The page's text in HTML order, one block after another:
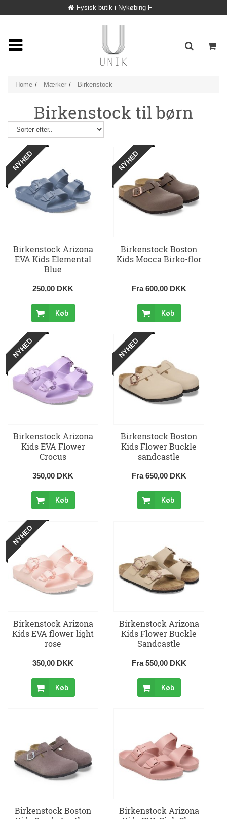
Fysisk butik i Nykøbing F
Home Mærker Birkenstock
Birkenstock til børn
NYHED
Birkenstock Arizona
EVA Kids Elemental
Blue
250,00 DKK
Køb
NYHED
Birkenstock Boston
Kids Mocca Birko-flor
Fra 600,00 DKK
Køb
NYHED
Birkenstock Arizona
Kids EVA Flower
Crocus
350,00 DKK
Køb
NYHED
Birkenstock Boston
Kids Flower Buckle
sandcastle
Fra 650,00 DKK
Køb
NYHED
Birkenstock Arizona
Kids EVA flower light
rose
350,00 DKK
Køb
Birkenstock Arizona
Kids Flower Buckle
Sandcastle
Fra 550,00 DKK
Køb
Birkenstock Boston
Birkenstock Arizona